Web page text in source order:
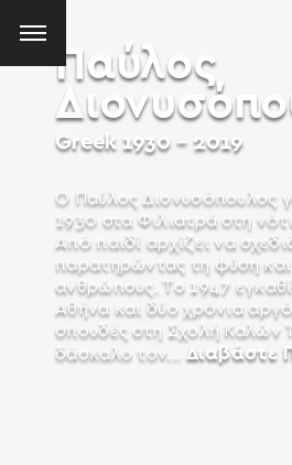
Παύλος
Greek 1930 - 2019
Ο Παύλος Διονυσόπουλος
1930 στα Φιλιατρά στη
Από παιδί αρχίζει να
παρατηρώντας τη φύση και
ανθρώπους. Το 1947
Αθήνα και δύο χρόνια
σπουδές στη Σχολή Καλών
δάσκαλο τον...
Διαβάστε